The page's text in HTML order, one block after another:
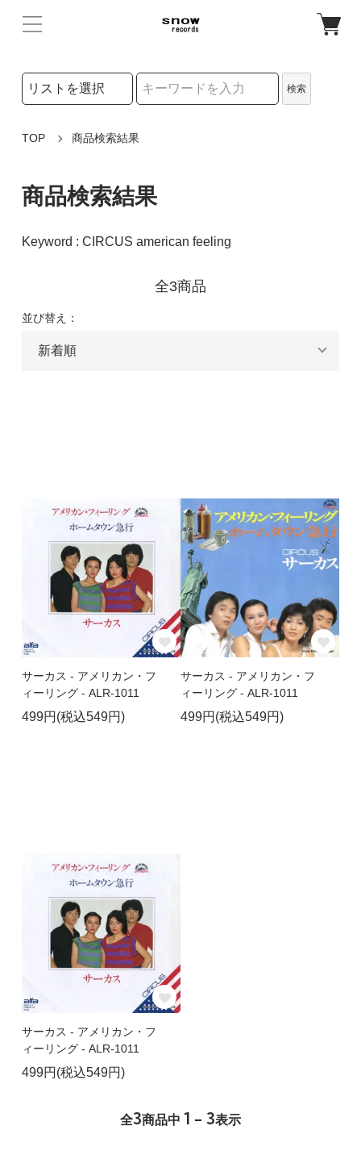
検索リストの選択
検索
TOP 商品検索結果
商品検索結果
Keyword : CIRCUS american feeling
全3商品
並び替え：
サーカス - アメリカン・フ
ィーリング - ALR-1011
499円(税込549円)
サーカス - アメリカン・フ
ィーリング - ALR-1011
499円(税込549円)
サーカス - アメリカン・フ
ィーリング - ALR-1011
499円(税込549円)
全3商品中 1 - 3表示